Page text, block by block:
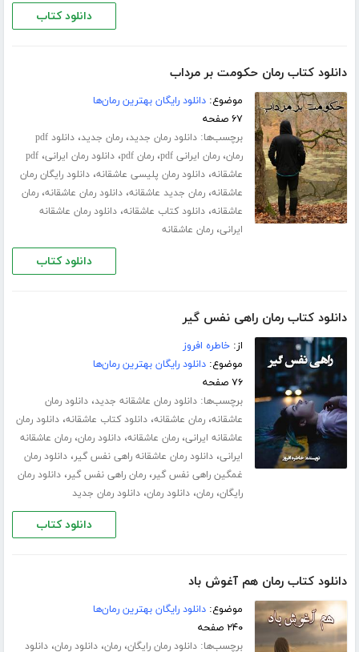
دانلود کتاب
دانلود کتاب رمان حکومت بر مرداب
موضوع:دانلود رایگان بهترین رمان‌ها
۶۷ صفحه
برچسب‌ها:دانلود رمان جدید،رمان جدید،
دانلود pdf
رمان،رمان ایرانی pdf ،رمان pdf ،دانلود رمان ایرانی،pdf
عاشقانه،دانلود رمان پلیسی عاشقانه،دانلود رایگان رمان
عاشقانه،رمان جدید عاشقانه،دانلود رمان عاشقانه،رمان
عاشقانه،دانلود کتاب عاشقانه،دانلود رمان عاشقانه
ایرانی،رمان عاشقانه
دانلود کتاب
دانلود کتاب رمان راهی نفس گیر
از:خاطره افروز
موضوع:دانلود رایگان بهترین رمان‌ها
۷۶ صفحه
برچسب‌ها:دانلود رمان عاشقانه جدید،دانلود رمان
عاشقانه،رمان عاشقانه،دانلود کتاب عاشقانه،دانلود رمان
عاشقانه ایرانی،رمان عاشقانه،دانلود رمان،رمان عاشقانه
ایرانی،دانلود رمان عاشقانه راهی نفس گیر،دانلود رمان
غمگین راهی نفس گیر،رمان راهی نفس گیر،دانلود رمان
رایگان،رمان،دانلود رمان،دانلود رمان جدید
دانلود کتاب
دانلود کتاب رمان هم آغوش باد
موضوع:دانلود رایگان بهترین رمان‌ها
۲۴۰ صفحه
برچسب‌ها:دانلود رمان رایگان،رمان،دانلود رمان،دانلود